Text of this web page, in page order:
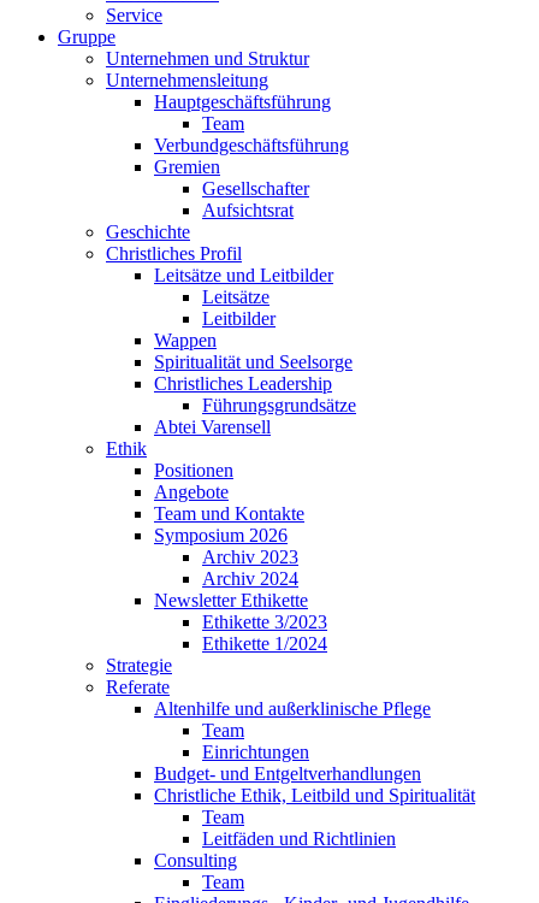
Service
Gruppe
Unternehmen und Struktur
Unternehmensleitung
Hauptgeschäftsführung
Team
Verbundgeschäftsführung
Gremien
Gesellschafter
Aufsichtsrat
Geschichte
Christliches Profil
Leitsätze und Leitbilder
Leitsätze
Leitbilder
Wappen
Spiritualität und Seelsorge
Christliches Leadership
Führungsgrundsätze
Abtei Varensell
Ethik
Positionen
Angebote
Team und Kontakte
Symposium 2026
Archiv 2023
Archiv 2024
Newsletter Ethikette
Ethikette 3/2023
Ethikette 1/2024
Strategie
Referate
Altenhilfe und außerklinische Pflege
Team
Einrichtungen
Budget- und Entgeltverhandlungen
Christliche Ethik, Leitbild und Spiritualität
Team
Leitfäden und Richtlinien
Consulting
Team